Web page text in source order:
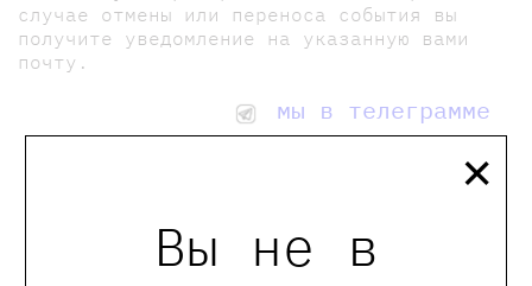
Вы не в
×
случае отмены или переноса события вы
получите уведомление на указанную вами
почту.
мы в телеграмме
Отзывы